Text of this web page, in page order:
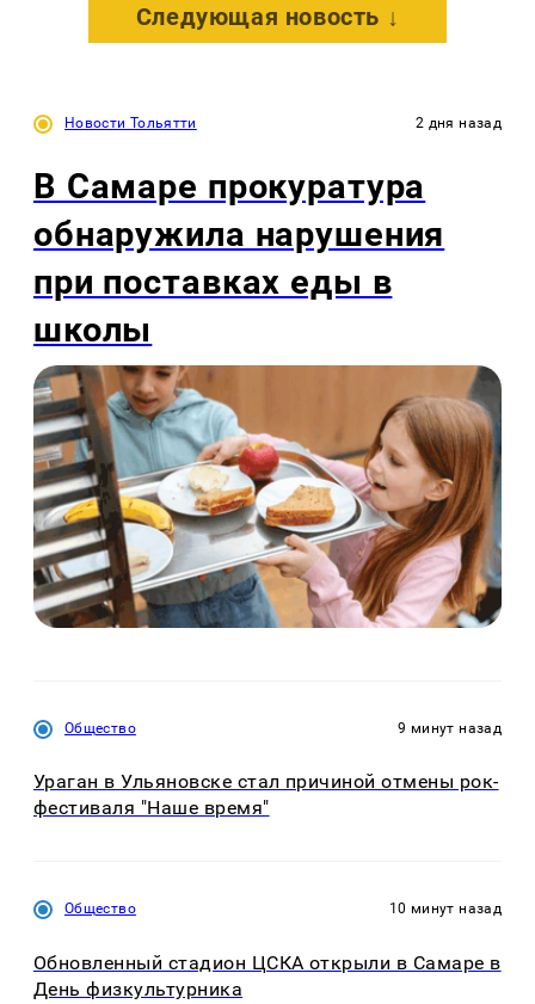
Следующая новость ↓
Новости Тольятти 2 дня назад
В Самаре прокуратура
обнаружила нарушения
при поставках еды в
школы
Общество 9 минут назад
Ураган в Ульяновске стал причиной отмены рок-
фестиваля "Наше время"
Общество 10 минут назад
Обновленный стадион ЦСКА открыли в Самаре в
День физкультурника